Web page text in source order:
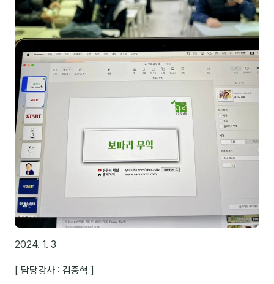
김종무
김지혜
김휘
노준영
Maria
민광동
박혜랑
안정미
오미영
2024. 1. 3
[ 담당강사 : 김종혁 ]